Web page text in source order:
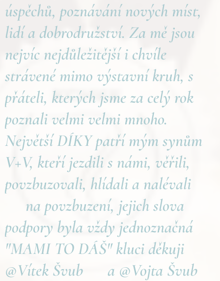
úspěchů, poznávání nových míst,
lidí a dobrodružství. Za mě jsou
nejvíc nejdůležitější i chvíle
strávené mimo výstavní kruh, s
přáteli, kterých jsme za celý rok
poznali velmi velmi mnoho.
Největší DÍKY patří mým synům
V+V, kteří jezdili s námi, věřili,
povzbuzovali, hlídali a nalévali
🥃na povzbuzení, jejich slova
podpory byla vždy jednoznačná
"MAMI TO DÁŠ" kluci děkuji
@Vítek Švub ❤️a @Vojta Švub